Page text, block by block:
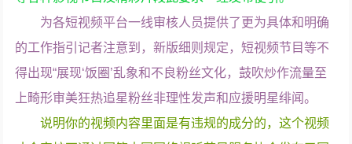
为各短视频平台一线审核人员提供了更为具体和明确
的工作指引记者注意到，新版细则规定，短视频节目等不
得出现“展现‘饭圈’乱象和不良粉丝文化，鼓吹炒作流量至
上畸形审美狂热追星粉丝非理性发声和应援明星绯闻。
说明你的视频内容里面是有违规的成分的，这个视频